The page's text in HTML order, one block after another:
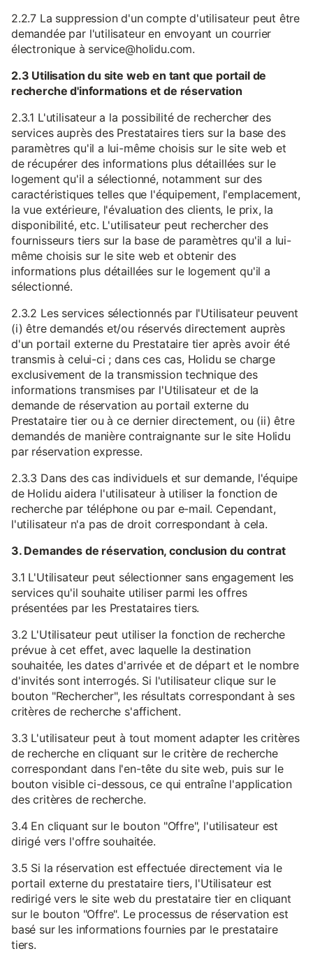
2.2.7 La suppression d'un compte d'utilisateur peut être
demandée par l'utilisateur en envoyant un courrier
électronique à service@holidu.com.
2.3 Utilisation du site web en tant que portail de
recherche d'informations et de réservation
2.3.1 L'utilisateur a la possibilité de rechercher des
services auprès des Prestataires tiers sur la base des
paramètres qu'il a lui-même choisis sur le site web et
de récupérer des informations plus détaillées sur le
logement qu'il a sélectionné, notamment sur des
caractéristiques telles que l'équipement, l'emplacement,
la vue extérieure, l'évaluation des clients, le prix, la
disponibilité, etc. L'utilisateur peut rechercher des
fournisseurs tiers sur la base de paramètres qu'il a lui-
même choisis sur le site web et obtenir des
informations plus détaillées sur le logement qu'il a
sélectionné.
2.3.2 Les services sélectionnés par l'Utilisateur peuvent
(i) être demandés et/ou réservés directement auprès
d'un portail externe du Prestataire tier après avoir été
transmis à celui-ci ; dans ces cas, Holidu se charge
exclusivement de la transmission technique des
informations transmises par l'Utilisateur et de la
demande de réservation au portail externe du
Prestataire tier ou à ce dernier directement, ou (ii) être
demandés de manière contraignante sur le site Holidu
par réservation expresse.
2.3.3 Dans des cas individuels et sur demande, l'équipe
de Holidu aidera l'utilisateur à utiliser la fonction de
recherche par téléphone ou par e-mail. Cependant,
l'utilisateur n'a pas de droit correspondant à cela.
3. Demandes de réservation, conclusion du contrat
3.1 L'Utilisateur peut sélectionner sans engagement les
services qu'il souhaite utiliser parmi les offres
présentées par les Prestataires tiers.
3.2 L'Utilisateur peut utiliser la fonction de recherche
prévue à cet effet, avec laquelle la destination
souhaitée, les dates d'arrivée et de départ et le nombre
d'invités sont interrogés. Si l'utilisateur clique sur le
bouton "Rechercher", les résultats correspondant à ses
critères de recherche s'affichent.
3.3 L'utilisateur peut à tout moment adapter les critères
de recherche en cliquant sur le critère de recherche
correspondant dans l'en-tête du site web, puis sur le
bouton visible ci-dessous, ce qui entraîne l'application
des critères de recherche.
3.4 En cliquant sur le bouton "Offre", l'utilisateur est
dirigé vers l'offre souhaitée.
3.5 Si la réservation est effectuée directement via le
portail externe du prestataire tiers, l'Utilisateur est
redirigé vers le site web du prestataire tier en cliquant
sur le bouton "Offre". Le processus de réservation est
basé sur les informations fournies par le prestataire
tiers.